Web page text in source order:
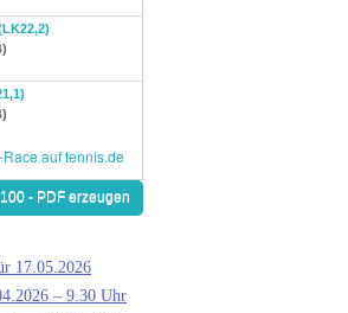
17.05.2026
– 9.30 Uhr